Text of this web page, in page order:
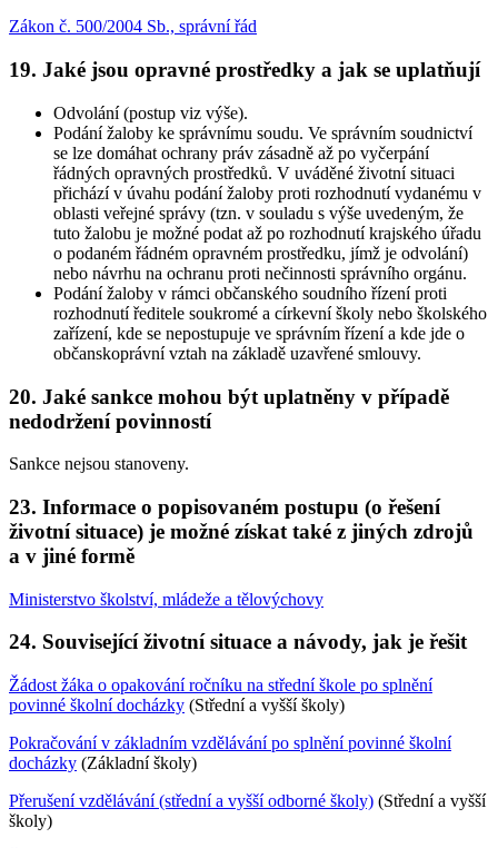
Zákon č. 500/2004 Sb., správní řád
19. Jaké jsou opravné prostředky a jak se uplatňují
Odvolání (postup viz výše).
Podání žaloby ke správnímu soudu. Ve správním soudnictví
se lze domáhat ochrany práv zásadně až po vyčerpání
řádných opravných prostředků. V uváděné životní situaci
přichází v úvahu podání žaloby proti rozhodnutí vydanému v
oblasti veřejné správy (tzn. v souladu s výše uvedeným, že
tuto žalobu je možné podat až po rozhodnutí krajského úřadu
o podaném řádném opravném prostředku, jímž je odvolání)
nebo návrhu na ochranu proti nečinnosti správního orgánu.
Podání žaloby v rámci občanského soudního řízení proti
rozhodnutí ředitele soukromé a církevní školy nebo školského
zařízení, kde se nepostupuje ve správním řízení a kde jde o
občanskoprávní vztah na základě uzavřené smlouvy.
20. Jaké sankce mohou být uplatněny v případě
nedodržení povinností
Sankce nejsou stanoveny.
23. Informace o popisovaném postupu (o řešení
životní situace) je možné získat také z jiných zdrojů
a v jiné formě
Ministerstvo školství, mládeže a tělovýchovy
24. Související životní situace a návody, jak je řešit
Žádost žáka o opakování ročníku na střední škole po splnění
povinné školní docházky (Střední a vyšší školy)
Pokračování v základním vzdělávání po splnění povinné školní
docházky (Základní školy)
Přerušení vzdělávání (střední a vyšší odborné školy) (Střední a vyšší
školy)